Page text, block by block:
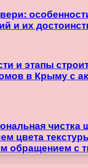
и их
и этапы
в Крыму с
чистка
цвета
обращением с